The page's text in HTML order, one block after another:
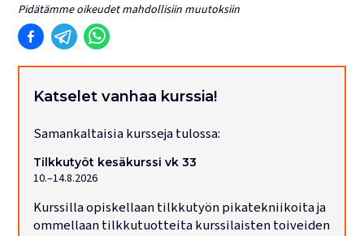
Opiskelijatarinoita
Tilat ja majoitus
Kokous- ja juhlatilat
Tarjoilut ja ruokailut
Haku käynnissä
Pidätämme oikeudet mahdollisiin muutoksiin
Katselet vanhaa kurssia!
Samankaltaisia kursseja tulossa:
Tilkkutyöt kesäkurssi vk 33
10.–14.8.2026
Kurssilla opiskellaan tilkkutyön pikatekniikoita ja
ommellaan tilkkutuotteita kurssilaisten toiveiden